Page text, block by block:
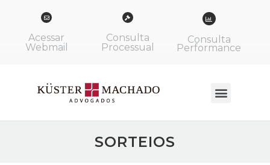
Acessar
Webmail
Consulta
Processual
Consulta
Performance
SORTEIOS